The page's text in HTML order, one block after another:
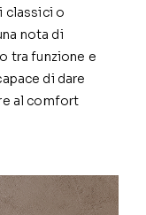
classici o
nota di
tra funzione e
di dare
al comfort